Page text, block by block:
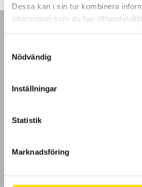
Dessa kan i sin tur kombinera
information som du har
Nödvändig
Inställningar
Statistik
Marknadsföring